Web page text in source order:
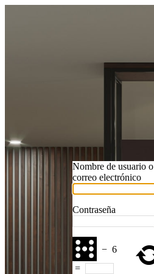
Nombre de usuario o
correo electrónico
Contraseña
− 6
=